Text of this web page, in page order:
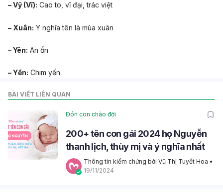
– Vỹ (Vĩ): Cao to, vĩ đại, trác việt
– Xuân: Y nghĩa tên là mùa xuân
– Yên: An ổn
– Yến: Chim yến
BÀI VIẾT LIÊN QUAN
Đón con chào đời
200+ tên con gái 2024 họ Nguyễn
thanh lịch, thùy mị và ý nghĩa nhất
Thông tin kiểm chứng bởi Vũ Thị Tuyết Hoa
19/11/2024